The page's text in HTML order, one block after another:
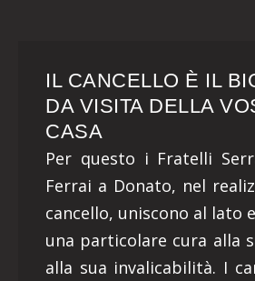
IL CANCELLO È IL
DA VISITA DELLA
CASA
Per questo i Fratelli
Ferrai a Donato, nel
cancello, uniscono al lato
una particolare cura alla
alla sua invalicabilità. I